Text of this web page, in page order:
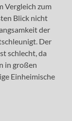
Vergleich zum
Blick nicht
der
Der
schlecht, da
in großen
Einheimische